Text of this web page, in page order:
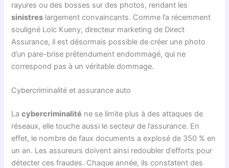
rayures ou des bosses sur des photos, rendant les
sinistres largement convaincants. Comme l’a récemment
souligné Loïc Kueny, directeur marketing de Direct
Assurance, il est désormais possible de créer une photo
d’un pare-brise prétendument endommagé, qui ne
correspond pas à un véritable dommage.
Cybercriminalité et assurance auto
Lacybercriminalité ne se limite plus à des attaques de
réseaux, elle touche aussi le secteur de l’assurance. En
effet, le nombre de faux documents a explosé de 350 % en
un an. Les assureurs doivent ainsi redoubler d’efforts pour
détecter ces fraudes. Chaque année, ils constatent des